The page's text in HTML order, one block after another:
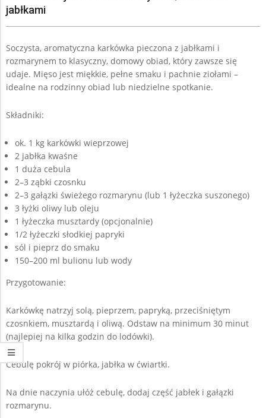
jabłkami
Soczysta, aromatyczna karkówka pieczona z jabłkami i
rozmarynem to klasyczny, domowy obiad, który zawsze się
udaje. Mięso jest miękkie, pełne smaku i pachnie ziołami –
idealne na rodzinny obiad lub niedzielne spotkanie.
Składniki:
ok. 1 kg karkówki wieprzowej
2 jabłka kwaśne
1 duża cebula
2–3 ząbki czosnku
2–3 gałązki świeżego rozmarynu (lub 1 łyżeczka suszonego)
3 łyżki oliwy lub oleju
1 łyżeczka musztardy (opcjonalnie)
1/2 łyżeczki słodkiej papryki
sól i pieprz do smaku
150–200 ml bulionu lub wody
Przygotowanie:
Karkówkę natrzyj solą, pieprzem, papryką, przeciśniętym
czosnkiem, musztardą i oliwą. Odstaw na minimum 30 minut
(najlepiej na kilka godzin do lodówki).
Cebulę pokrój w piórka, jabłka w ćwiartki.
Na dnie naczynia ułóż cebulę, dodaj część jabłek i gałązki
rozmarynu.